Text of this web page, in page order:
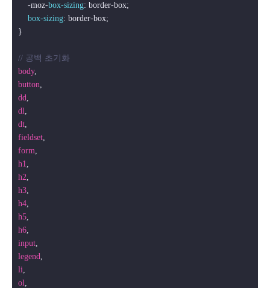
    -moz-
box-sizing: border-box;
box-sizing: border-box;
}
// 공백 초기화
body
button
dd
dl
dt
fieldset
form
h1
h2
h3
h4
h5
h6
input
legend
li
ol